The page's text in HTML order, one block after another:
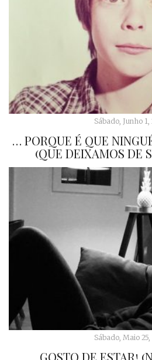
Sábado, Junho 1,
… PORQUE É QUE
(QUE DEIXAMOS DE
Sábado, Maio 25,
… GOSTO DE ESTAR!